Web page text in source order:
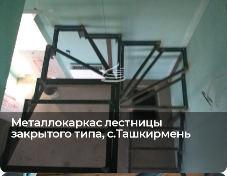
Металлокаркас лестницы
закрытого типа, с.Ташкирмень